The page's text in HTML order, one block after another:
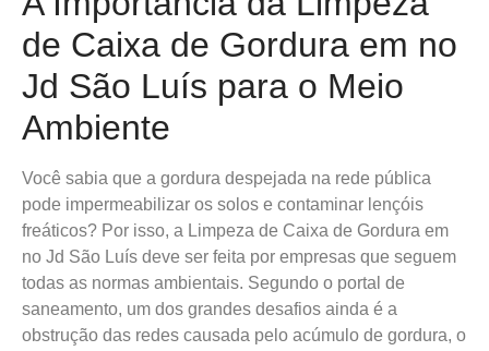
de Caixa de Gordura em no
Jd São Luís para o Meio
Ambiente
Você sabia que a gordura despejada na rede pública
pode impermeabilizar os solos e contaminar lençóis
freáticos? Por isso, a Limpeza de Caixa de Gordura em
no Jd São Luís deve ser feita por empresas que seguem
todas as normas ambientais. Segundo o portal de
saneamento, um dos grandes desafios ainda é a
obstrução das redes causada pelo acúmulo de gordura, o